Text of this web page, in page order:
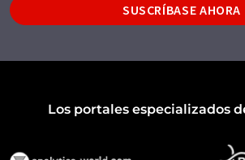
SUSCRÍBASE AHORA
Los portales especializados